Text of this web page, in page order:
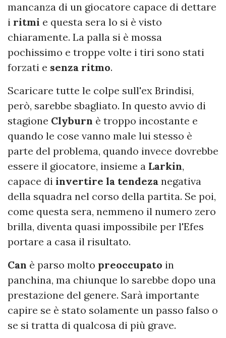
mancanza di un giocatore capace di dettare
i ritmi e questa sera lo si è visto
chiaramente. La palla si è mossa
pochissimo e troppe volte i tiri sono stati
forzati e senza ritmo.
Scaricare tutte le colpe sull'ex Brindisi,
però, sarebbe sbagliato. In questo avvio di
stagione Clyburn è troppo incostante e
quando le cose vanno male lui stesso è
parte del problema, quando invece dovrebbe
essere il giocatore, insieme a Larkin,
capace di invertire la tendeza negativa
della squadra nel corso della partita. Se poi,
come questa sera, nemmeno il numero zero
brilla, diventa quasi impossibile per l'Efes
portare a casa il risultato.
Can è parso molto preoccupato in
panchina, ma chiunque lo sarebbe dopo una
prestazione del genere. Sarà importante
capire se è stato solamente un passo falso o
se si tratta di qualcosa di più grave.